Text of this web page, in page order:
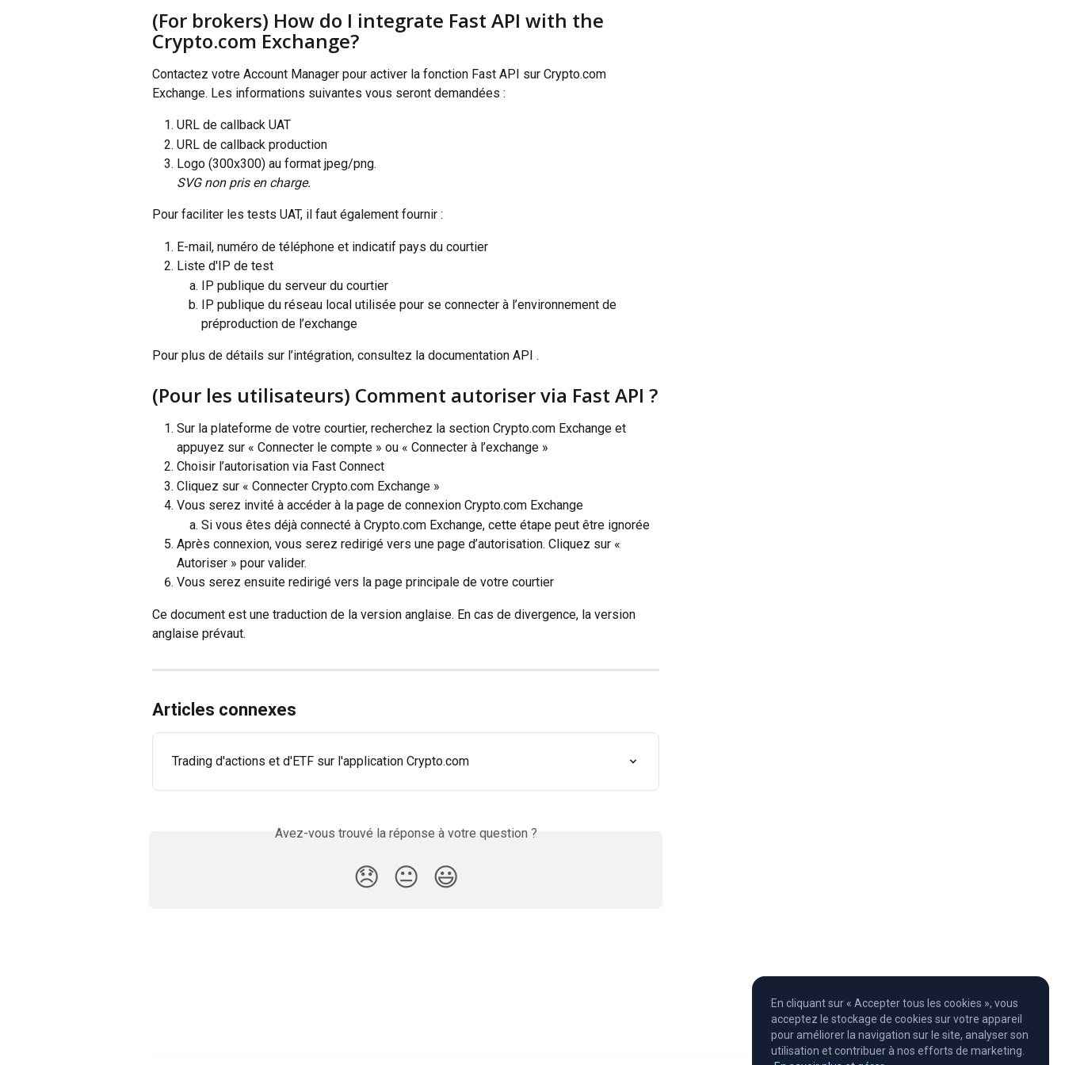
(For brokers) How do I integrate Fast API with the
Crypto.com Exchange?
Contactez votre Account Manager pour activer la fonction Fast API sur Crypto.com
Exchange. Les informations suivantes vous seront demandées :
URL de callback UAT
URL de callback production
Logo (300x300) au format jpeg/png.
SVG non pris en charge.
Pour faciliter les tests UAT, il faut également fournir :
E-mail, numéro de téléphone et indicatif pays du courtier
Liste d'IP de test
IP publique du serveur du courtier
IP publique du réseau local utilisée pour se connecter à l’environnement de
préproduction de l’exchange
Pour plus de détails sur l’intégration, consultez la documentation API .
(Pour les utilisateurs) Comment autoriser via Fast API ?
Sur la plateforme de votre courtier, recherchez la section Crypto.com Exchange et
appuyez sur « Connecter le compte » ou « Connecter à l’exchange »
Choisir l’autorisation via Fast Connect
Cliquez sur « Connecter Crypto.com Exchange »
Vous serez invité à accéder à la page de connexion Crypto.com Exchange
Si vous êtes déjà connecté à Crypto.com Exchange, cette étape peut être ignorée
Après connexion, vous serez redirigé vers une page d’autorisation. Cliquez sur «
Autoriser » pour valider.
Vous serez ensuite redirigé vers la page principale de votre courtier
Ce document est une traduction de la version anglaise. En cas de divergence, la version
anglaise prévaut.
Articles connexes
Trading d'actions et d'ETF sur l'application Crypto.com
Avez-vous trouvé la réponse à votre question ?
😞 😐 😃
En cliquant sur « Accepter tous les cookies », vous
acceptez le stockage de cookies sur votre appareil
pour améliorer la navigation sur le site, analyser son
utilisation et contribuer à nos efforts de marketing.